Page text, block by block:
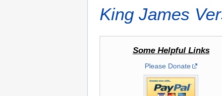
King James
Some Helpful Links
Please Donate